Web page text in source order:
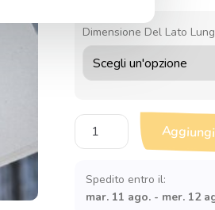
Dimensione Del Lato
Sagoma
in
Macchina
da
Spedito entro il:
mar. 11 ago. - mer. 12